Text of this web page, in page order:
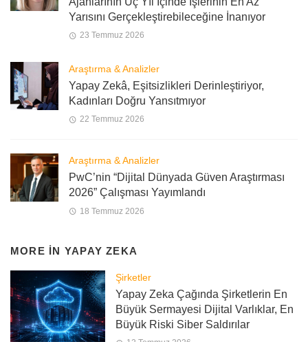
Yarısını Gerçekleştirebileceğine İnanıyor
23 Temmuz 2026
Araştırma & Analizler
Yapay Zekâ, Eşitsizlikleri Derinleştiriyor,
Kadınları Doğru Yansıtmıyor
22 Temmuz 2026
Araştırma & Analizler
PwC’nin “Dijital Dünyada Güven Araştırması
2026” Çalışması Yayımlandı
18 Temmuz 2026
MORE IN YAPAY ZEKA
Şirketler
Yapay Zeka Çağında Şirketlerin En
Büyük Sermayesi Dijital Varlıklar, En
Büyük Riski Siber Saldırılar